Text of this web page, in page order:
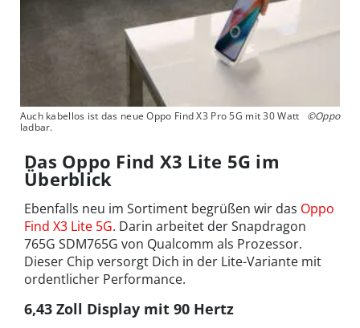
Auch kabellos ist das neue Oppo Find X3 Pro 5G mit 30 Watt
ladbar.
©Oppo
Das Oppo Find X3 Lite 5G im
Überblick
Ebenfalls neu im Sortiment begrüßen wir das Oppo
Find X3 Lite 5G. Darin arbeitet der Snapdragon
765G SDM765G von Qualcomm als Prozessor.
Dieser Chip versorgt Dich in der Lite-Variante mit
ordentlicher Performance.
6,43 Zoll Display mit 90 Hertz